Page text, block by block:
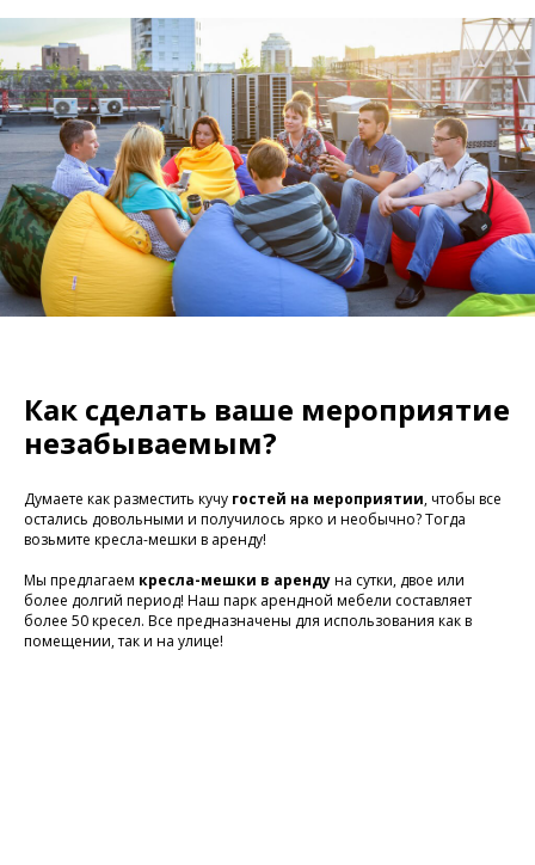
Как сделать ваше мероприятие
незабываемым?
Думаете как разместить кучу гостей на мероприятии, чтобы все
остались довольными и получилось ярко и необычно? Тогда
возьмите кресла-мешки в аренду!
Мы предлагаем кресла-мешки в арендуна сутки, двое или
более долгий период! Наш парк арендной мебели составляет
более 50 кресел. Все предназначены для использования как в
помещении, так и на улице!